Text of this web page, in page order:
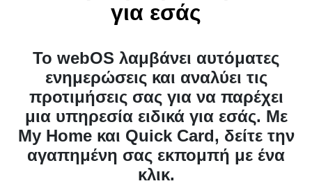
ενημερώσεις και αναλύει τις
προτιμήσεις σας για να παρέχει
μια υπηρεσία ειδικά για εσάς. Με
My Home και Quick Card, δείτε την
αγαπημένη σας εκπομπή με ένα
κλικ.